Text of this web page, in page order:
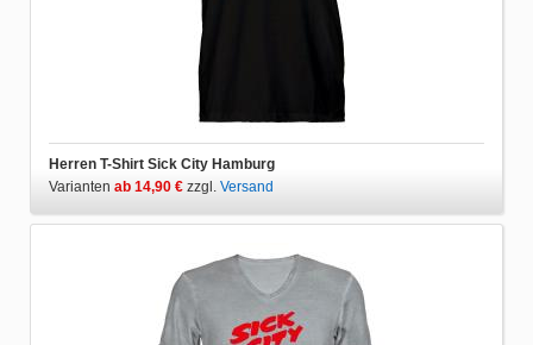
Herren T-Shirt Sick City Hamburg
Varianten ab 14,90 € zzgl. Versand